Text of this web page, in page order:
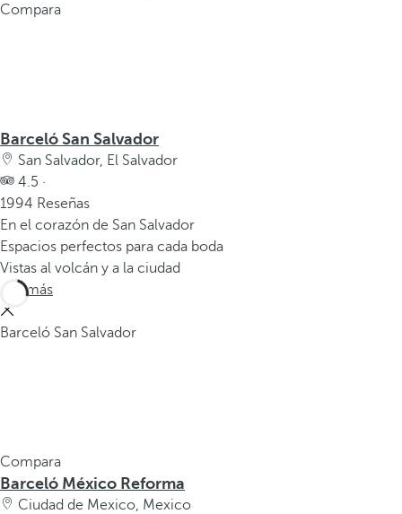
Compara
Barceló San Salvador
San Salvador, El Salvador
4.5 ·
1994 Reseñas
En el corazón de San Salvador
Espacios perfectos para cada boda
Vistas al volcán y a la ciudad
Ver más
Barceló San Salvador
Compara
Barceló México Reforma
Ciudad de Mexico, Mexico